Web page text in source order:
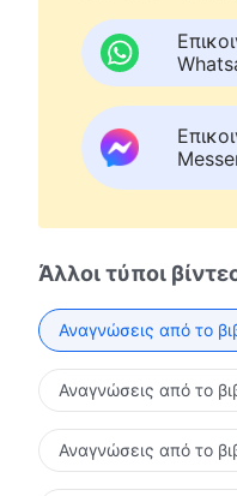
Άλλοι τύποι
Αναγνώσεις από το
Αναγνώσεις από το
Αναγνώσεις από το